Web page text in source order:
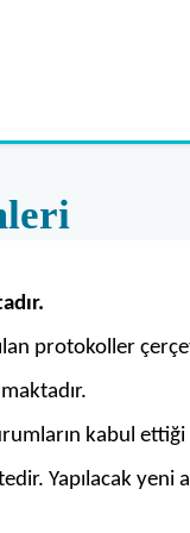
protokoller
kabul
Yapılacak yeni